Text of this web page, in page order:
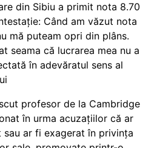
din Sibiu a primit nota 8.70
Când am văzut nota
mă puteam opri din plâns.
seama că lucrarea mea nu a
în adevăratul sens al
profesor de la Cambridge
în urma acuzațiilor că ar
sau ar fi exagerat în privința